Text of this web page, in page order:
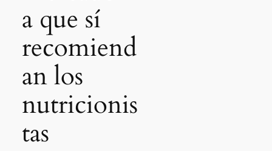
a que sí
recomiend
an los
nutricionis
tas